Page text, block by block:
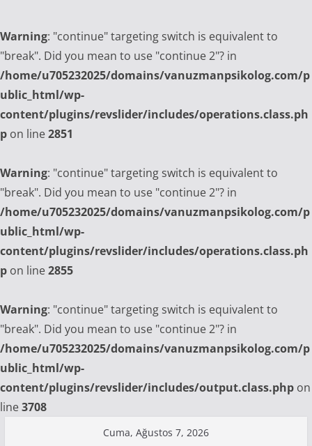
Warning: "continue" targeting switch is equivalent to
"break". Did you mean to use "continue 2"? in
/home/u705232025/domains/vanuzmanpsikolog.com/p
ublic_html/wp-
content/plugins/revslider/includes/operations.class.ph
p on line2851
Warning: "continue" targeting switch is equivalent to
"break". Did you mean to use "continue 2"? in
/home/u705232025/domains/vanuzmanpsikolog.com/p
ublic_html/wp-
content/plugins/revslider/includes/operations.class.ph
p on line2855
Warning: "continue" targeting switch is equivalent to
"break". Did you mean to use "continue 2"? in
/home/u705232025/domains/vanuzmanpsikolog.com/p
ublic_html/wp-
content/plugins/revslider/includes/output.class.php on
line3708
Cuma, Ağustos 7, 2026